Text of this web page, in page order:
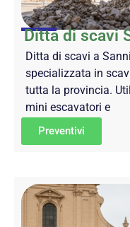
Ditta di scavi
Ditta di scavi a
specializzata in
tutta la provincia.
mini escavatori e
Preventivi